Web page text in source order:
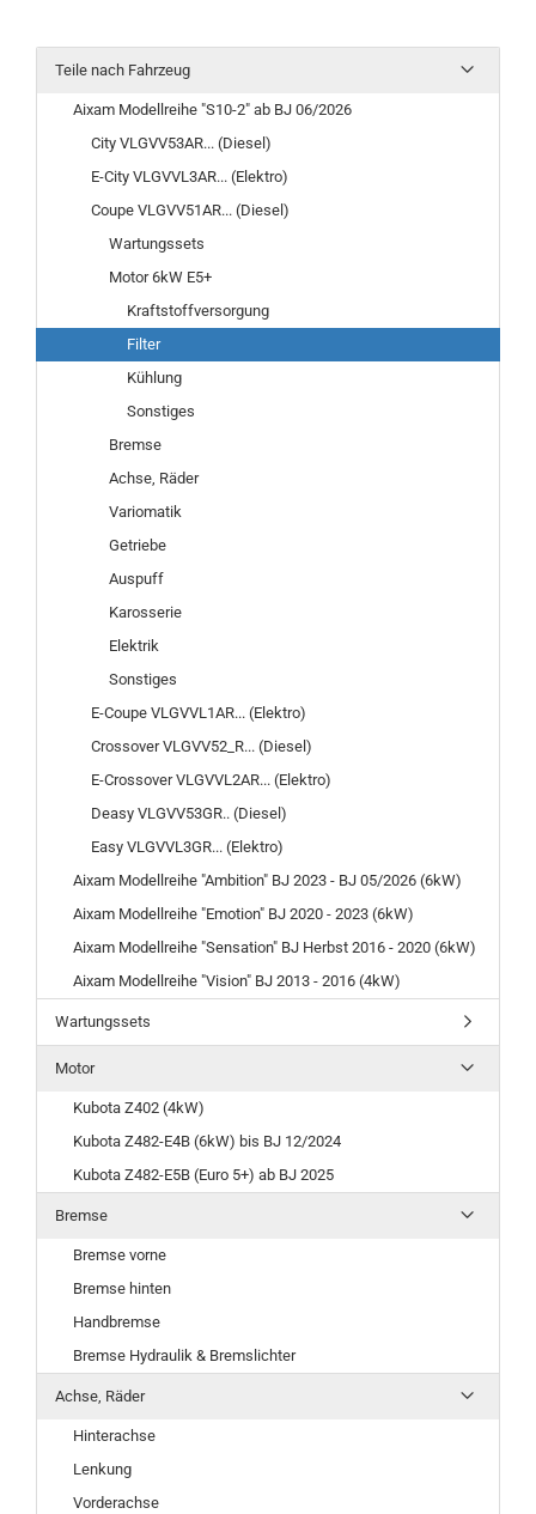
Teile nach Fahrzeug
Aixam Modellreihe "S10-2" ab BJ 06/2026
City VLGVV53AR... (Diesel)
E-City VLGVVL3AR... (Elektro)
Coupe VLGVV51AR... (Diesel)
Wartungssets
Motor 6kW E5+
Kraftstoffversorgung
Filter
Kühlung
Sonstiges
Bremse
Achse, Räder
Variomatik
Getriebe
Auspuff
Karosserie
Elektrik
Sonstiges
E-Coupe VLGVVL1AR... (Elektro)
Crossover VLGVV52_R... (Diesel)
E-Crossover VLGVVL2AR... (Elektro)
Deasy VLGVV53GR.. (Diesel)
Easy VLGVVL3GR... (Elektro)
Aixam Modellreihe "Ambition" BJ 2023 - BJ 05/2026 (6kW)
Aixam Modellreihe "Emotion" BJ 2020 - 2023 (6kW)
Aixam Modellreihe "Sensation" BJ Herbst 2016 - 2020 (6kW)
Aixam Modellreihe "Vision" BJ 2013 - 2016 (4kW)
Wartungssets
Motor
Kubota Z402 (4kW)
Kubota Z482-E4B (6kW) bis BJ 12/2024
Kubota Z482-E5B (Euro 5+) ab BJ 2025
Bremse
Bremse vorne
Bremse hinten
Handbremse
Bremse Hydraulik & Bremslichter
Achse, Räder
Hinterachse
Lenkung
Vorderachse